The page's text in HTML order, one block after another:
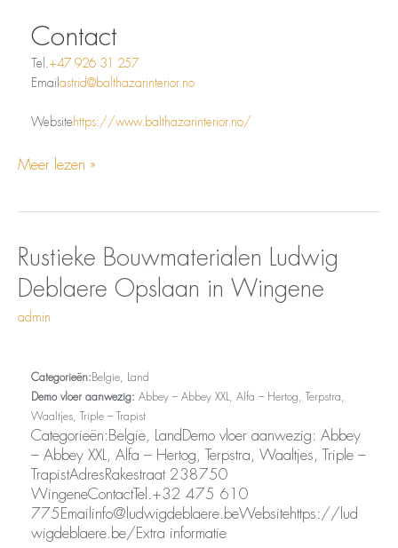
Contact
Tel. +47 926 31 257
Email astrid@balthazarinterior.no
Websitehttps://www.balthazarinterior.no/
Meer lezen »
Rustieke Bouwmaterialen Ludwig
Deblaere Opslaan in Wingene
admin
Categorieën: Belgie, Land
Demo vloer aanwezig: Abbey – Abbey XXL, Alfa – Hertog, Terpstra,
Waaltjes, Triple – Trapist
Categorieën:Belgie, LandDemo vloer aanwezig: Abbey
– Abbey XXL, Alfa – Hertog, Terpstra, Waaltjes, Triple –
TrapistAdresRakestraat 238750
WingeneContactTel.+32 475 610
775Emailinfo@ludwigdeblaere.beWebsitehttps://lud
wigdeblaere.be/Extra informatie
Rustieke
Bouwmaterialen
Ludwig
Deblaere
Opslaan
in
Wingene